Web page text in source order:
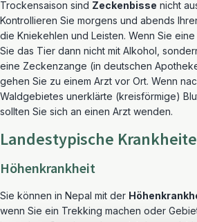
Trockensaison sind Zeckenbisse nicht
Kontrollieren Sie morgens und abends
die Kniekehlen und Leisten. Wenn Sie
Sie das Tier dann nicht mit Alkohol,
eine Zeckenzange (in deutschen
gehen Sie zu einem Arzt vor Ort. Wenn
Waldgebietes unerklärte (kreisförmige)
sollten Sie sich an einen Arzt wenden.
Landestypische
Höhenkrankheit
Sie können in Nepal mit der
wenn Sie ein Trekking machen oder